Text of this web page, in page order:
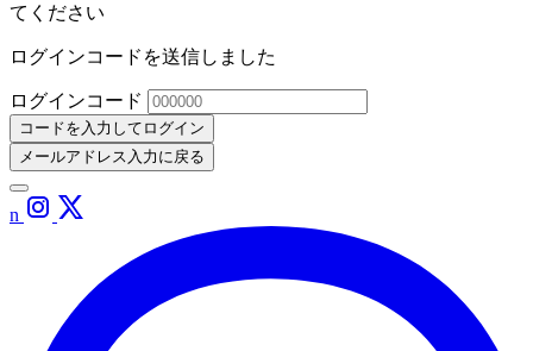
てください
ログインコードを送信しました
ログインコード
コードを入力してログイン
メールアドレス入力に戻る
n